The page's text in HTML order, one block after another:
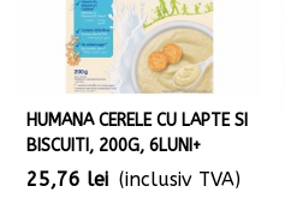
HUMANA CERELE CU LAPTE SI
BISCUITI, 200G, 6LUNI+
25,76 lei (inclusiv TVA)